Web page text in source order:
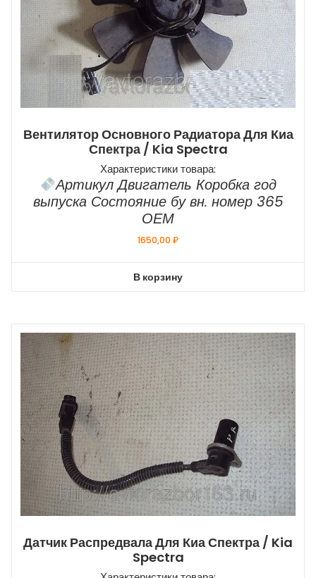
Вентилятор Основного Радиатора Для Киа
Спектра / Kia Spectra
Характеристики товара:
Артикул Двигатель Коробка год
выпуска Состояние бу вн. номер 365
ОЕМ
1650,00₽
В корзину
Датчик Распредвала Для Киа Спектра / Kia
Spectra